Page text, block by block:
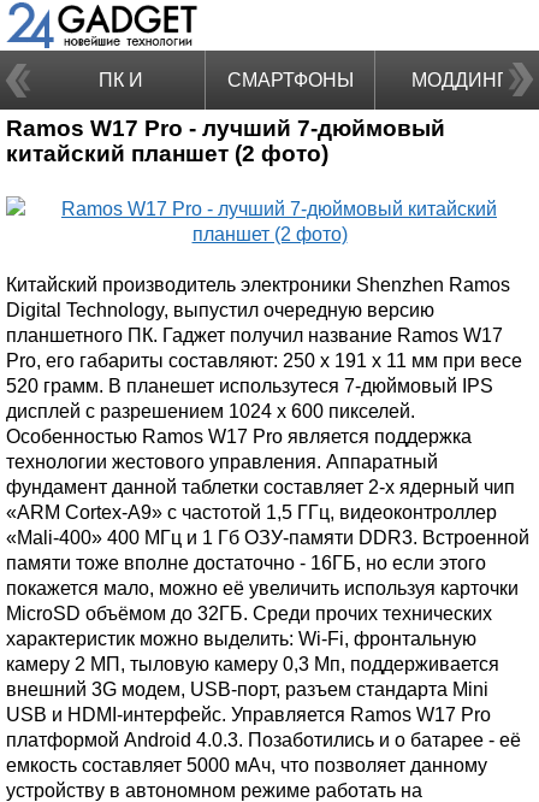
ПК И
НОУТБУКИ
СМАРТФОНЫ МОДДИНГ
Ramos W17 Pro - лучший 7-дюймовый
китайский планшет (2 фото)
Китайский производитель электроники Shenzhen Ramos
Digital Technology, выпустил очередную версию
планшетного ПК. Гаджет получил название Ramos W17
Pro, его габариты составляют: 250 х 191 х 11 мм при весе
520 грамм. В планешет использутеся 7-дюймовый IPS
дисплей с разрешением 1024 х 600 пикселей.
Особенностью Ramos W17 Pro является поддержка
технологии жестового управления. Аппаратный
фундамент данной таблетки составляет 2-х ядерный чип
«ARM Cortex-A9» с частотой 1,5 ГГц, видеоконтроллер
«Mali-400» 400 МГц и 1 Гб ОЗУ-памяти DDR3. Встроенной
памяти тоже вполне достаточно - 16ГБ, но если этого
покажется мало, можно её увеличить используя карточки
MicroSD объёмом до 32ГБ. Среди прочих технических
характеристик можно выделить: Wi-Fi, фронтальную
камеру 2 МП, тыловую камеру 0,3 Мп, поддерживается
внешний 3G модем, USB-порт, разъем стандарта Mini
USB и HDMI-интерфейс. Управляется Ramos W17 Pro
платформой Android 4.0.3. Позаботились и о батарее - её
емкость составляет 5000 мАч, что позволяет данному
устройству в автономном режиме работать на